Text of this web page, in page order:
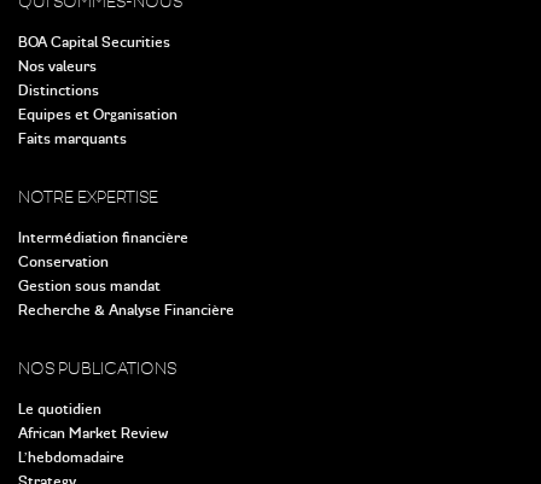
BOA Capital Securities
Nos valeurs
Distinctions
Equipes et Organisation
Faits marquants
NOTRE EXPERTISE
Intermédiation financière
Conservation
Gestion sous mandat
Recherche & Analyse Financière
NOS PUBLICATIONS
Le quotidien
African Market Review
L’hebdomadaire